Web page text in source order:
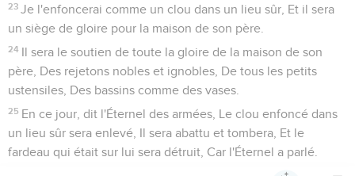
23 Je l'enfoncerai comme un clou dans un lieu sûr, Et il sera
un siège de gloire pour la maison de son père.
24 Il sera le soutien de toute la gloire de la maison de son
père, Des rejetons nobles et ignobles, De tous les petits
ustensiles, Des bassins comme des vases.
25 En ce jour, dit l'Éternel des armées, Le clou enfoncé dans
un lieu sûr sera enlevé, Il sera abattu et tombera, Et le
fardeau qui était sur lui sera détruit, Car l'Éternel a parlé.